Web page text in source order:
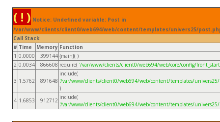
( ! ) Notice: Undefined variable: Post in
/var/www/clients/client0/web694/web/content/templates/univers25/
Call Stack
# Time Memory Function
1 0.0000 399144 {main}( )
2 0.0034 866608 require( '/var/www/clients/client0/web694/web/core/config/
3 1.5762 891648
include(
'/var/www/clients/client0/web694/web/content/templates/
)
4 1.6853 912712 include(
'/var/www/clients/client0/web694/web/content/templates/